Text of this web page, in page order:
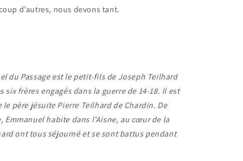
d’autres, nous devons tant.
du Passage est le petit-fils de Joseph Teilhard
six frères engagés dans la guerre de 14-18. Il est
père jésuite Pierre Teilhard de Chardin. De
Emmanuel habite dans l’Aisne, au cœur de la
ont tous séjourné et se sont battus pendant